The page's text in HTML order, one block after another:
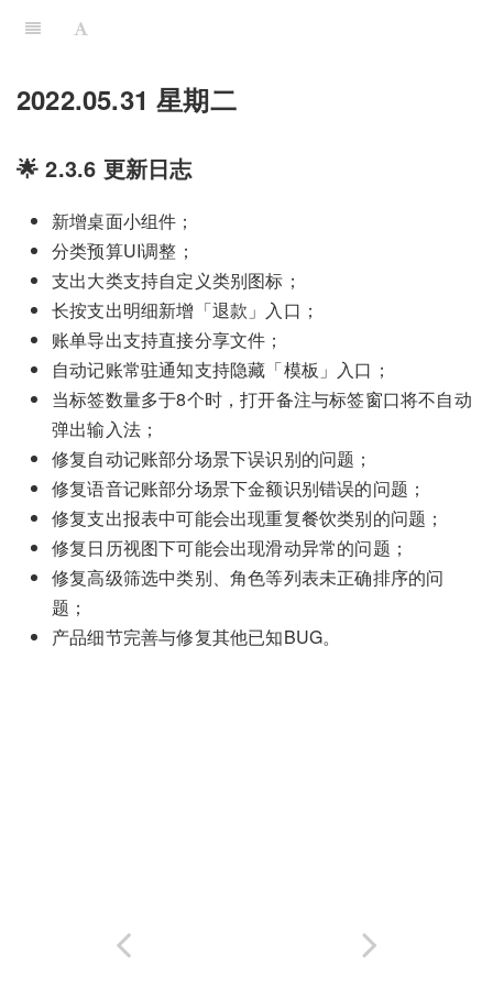
2022.05.31 星期二
🌟 2.3.6 更新日志
新增桌面小组件；
分类预算UI调整；
支出大类支持自定义类别图标；
长按支出明细新增「退款」入口；
账单导出支持直接分享文件；
自动记账常驻通知支持隐藏「模板」入口；
当标签数量多于8个时，打开备注与标签窗口将不自动
弹出输入法；
修复自动记账部分场景下误识别的问题；
修复语音记账部分场景下金额识别错误的问题；
修复支出报表中可能会出现重复餐饮类别的问题；
修复日历视图下可能会出现滑动异常的问题；
修复高级筛选中类别、角色等列表未正确排序的问
题；
产品细节完善与修复其他已知BUG。